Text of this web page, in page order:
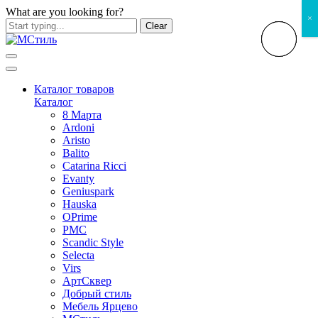
What are you looking for?
Clear
Каталог товаров
Каталог
8 Марта
Ardoni
Aristo
Balito
Catarina Ricci
Evanty
Geniuspark
Hauska
OPrime
PMC
Scandic Style
Selecta
Virs
АртСквер
Добрый стиль
Мебель Ярцево
×